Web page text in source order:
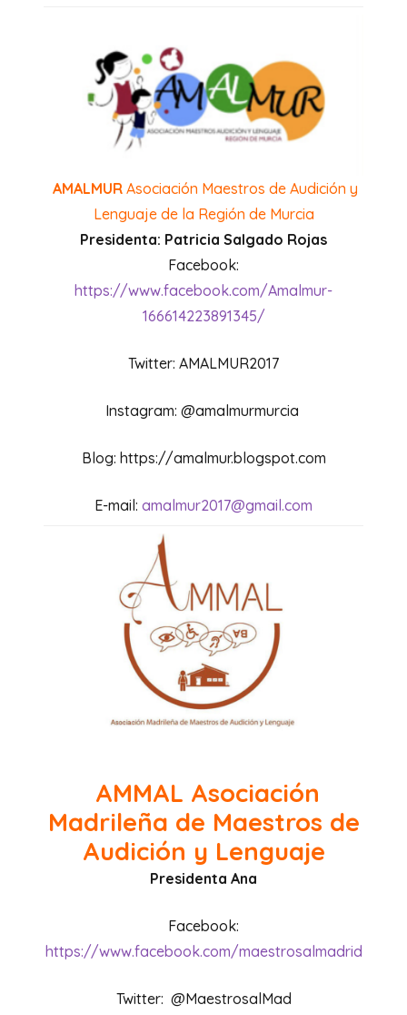
AMALMUR Asociación Maestros de Audición y
Lenguaje de la Región de Murcia
Presidenta: Patricia Salgado Rojas
Facebook:
https://www.facebook.com/Amalmur-
166614223891345/
Twitter: AMALMUR2017
Instagram: @amalmurmurcia
Blog: https://amalmur.blogspot.com
E-mail: amalmur2017@gmail.com
AMMAL Asociación
Madrileña de Maestros de
Audición y Lenguaje
Presidenta Ana
Facebook:
https://www.facebook.com/maestrosalmadrid
Twitter: @MaestrosalMad